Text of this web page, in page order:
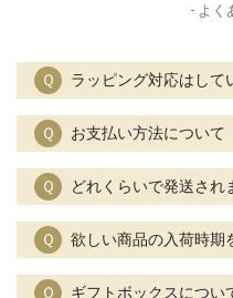
- よく
Ｑ ラッピング対応はして
Ｑ お支払い方法について
Ｑ どれくらいで発送され
Ｑ 欲しい商品の入荷時期
Ｑ ギフトボックスについ